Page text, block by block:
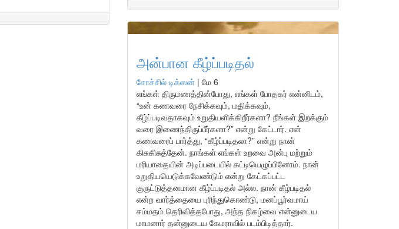
அன்பான கீழ்ப்படிதல்
சோச்சில் டிக்ஸன் | மே 6
எங்கள் திருமணத்தின்போது, எங்கள் போதகர் என்னிடம்,
“உன் கணவரை நேசிக்கவும், மதிக்கவும்,
கீழ்ப்படிவதாகவும் உறுதியளிக்கிறீர்களா? நீங்கள் இறக்கும்
வரை இணைந்திருப்பீர்களா?” என்று கேட்டார். என்
கணவரைப் பார்த்து, “கீழ்ப்படிதலா?” என்று நான்
கிசுகிசுத்தேன். நாங்கள் எங்கள் உறவை அன்பு மற்றும்
மரியாதையின் அடிப்படையில் கட்டியெழுப்பினோம். நான்
உறுதியயெடுக்கவேண்டும் என்று கேட்கப்பட்ட
குருட்டுத்தனமான கீழ்ப்படிதல் அல்ல. நான் கீழ்படிதல்
என்ற வார்த்தையை புரிந்துகொண்டு, மனப்பூர்வமாய்
சம்மதம் தெரிவித்தபோது, அந்த நிகழ்வை என்னுடைய
மாமனார் தன்னுடைய கேமராவில் படம்பிடித்தார்.